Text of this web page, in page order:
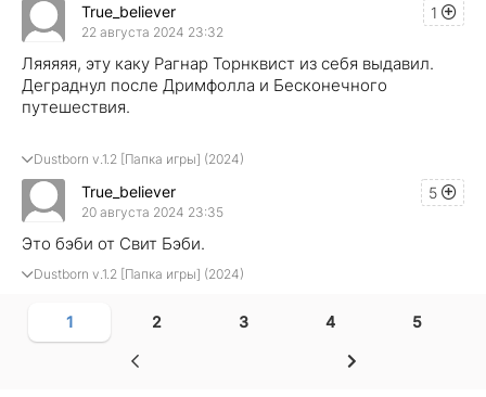
1
True_believer
22 августа 2024 23:32
Ляяяяя, эту каку Рагнар Торнквист из себя выдавил.
Деграднул после Дримфолла и Бесконечного
путешествия.
Dustborn v.1.2 [Папка игры] (2024)
5
True_believer
20 августа 2024 23:35
Это бэби от Свит Бэби.
Dustborn v.1.2 [Папка игры] (2024)
1 2 3 4 5